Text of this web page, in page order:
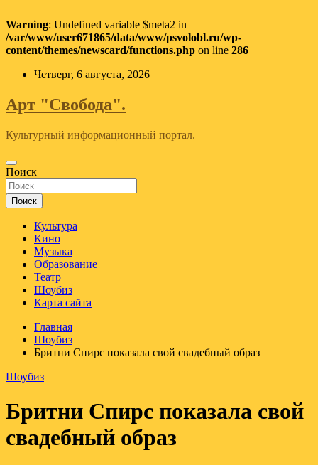
Warning: Undefined variable $meta2 in
/var/www/user671865/data/www/psvolobl.ru/wp-
content/themes/newscard/functions.php on line 286
Перейти
содержимому
Четверг, 6 августа, 2026
Арт "Свобода".
Культурный информационный портал.
Поиск
Поиск
Культура
Кино
Музыка
Образование
Театр
Шоубиз
Карта сайта
Главная
Шоубиз
Бритни Спирс показала свой свадебный образ
Шоубиз
Бритни Спирс показала свой
свадебный образ